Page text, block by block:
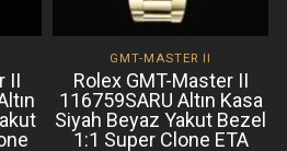
II
GMT-MASTER II
Rolex GMT-Master II
116759SARU Altın Kasa
Siyah Beyaz Yakut Bezel
1:1 Super Clone ETA